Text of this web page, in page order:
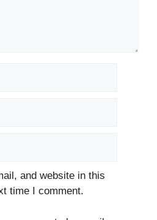
and website in this
time I comment.